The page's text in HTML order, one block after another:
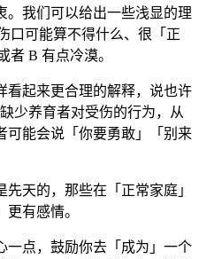
我们可以给出一些浅显的理
口可能算不得什么、很「正
者 B 有点冷漠。
看起来更合理的解释，说也许
少养育者对受伤的行为，从
可能会说「你要勇敢」「别来
天的，那些在「正常家庭」
有感情。
一点，鼓励你去「成为」一个